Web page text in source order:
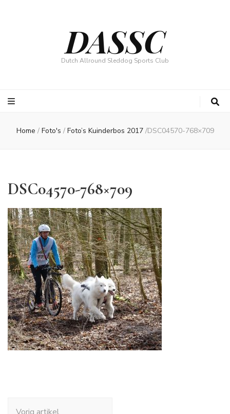
DASSC
Dutch Allround Sleddog Sports Club
Home / Foto's / Foto’s Kuinderbos 2017 /DSC04570-768×709
DSC04570-768×709